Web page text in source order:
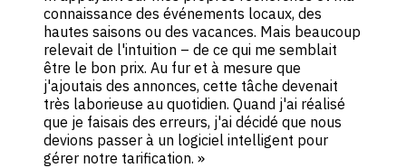
connaissance des événements locaux, des
hautes saisons ou des vacances. Mais beaucoup
relevait de l'intuition – de ce qui me semblait
être le bon prix. Au fur et à mesure que
j'ajoutais des annonces, cette tâche devenait
très laborieuse au quotidien. Quand j'ai réalisé
que je faisais des erreurs, j'ai décidé que nous
devions passer à un logiciel intelligent pour
gérer notre tarification. »